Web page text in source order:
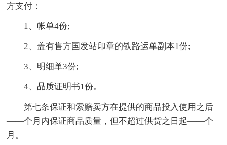
方支付：
1、帐单4份;
2、盖有售方国发站印章的铁路运单副本1份;
3、明细单3份;
4、品质证明书1份。
第七条保证和索赔卖方在提供的商品投入使用之后
——个月内保证商品质量，但不超过供货之日起——个
月。